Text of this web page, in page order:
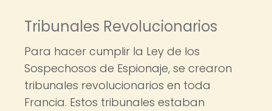
Tribunales Revolucionarios
Para hacer cumplir la Ley de los
Sospechosos de Espionaje, se crearon
tribunales revolucionarios en toda
Francia. Estos tribunales estaban